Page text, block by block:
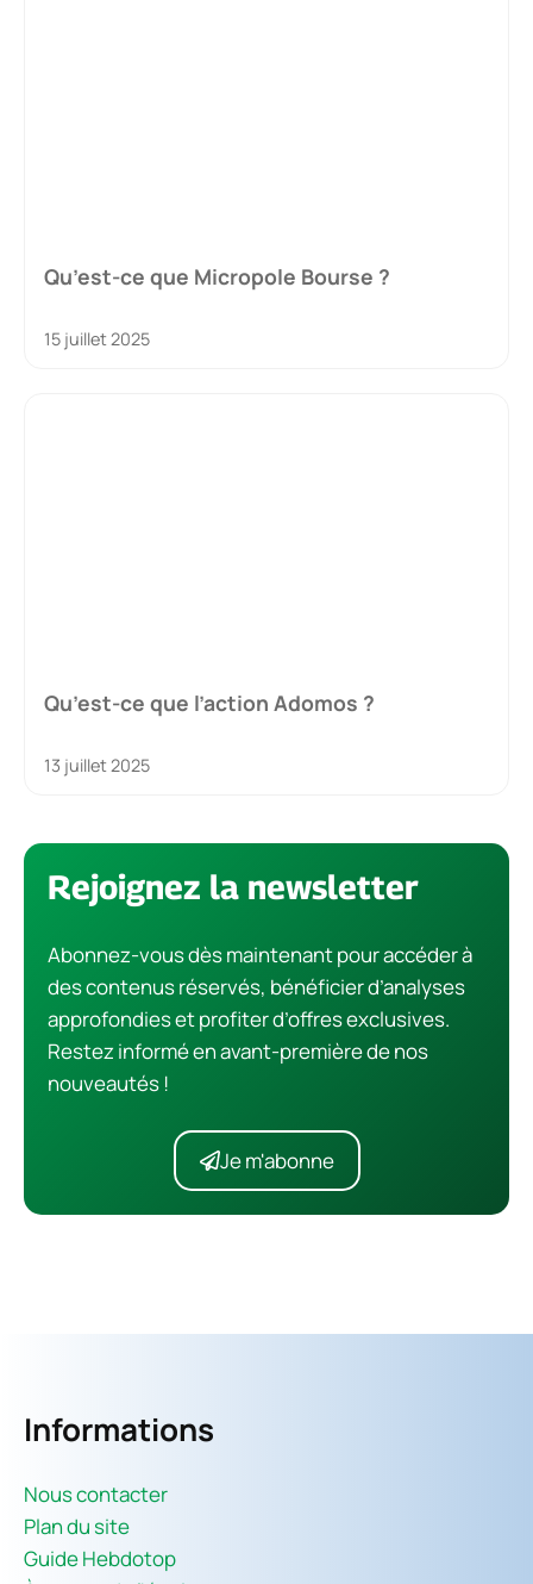
Qu’est-ce que Micropole Bourse ?
15 juillet 2025
Qu’est-ce que l’action Adomos ?
13 juillet 2025
Rejoignez la newsletter
Abonnez-vous dès maintenant pour accéder à
des contenus réservés, bénéficier d’analyses
approfondies et profiter d’offres exclusives.
Restez informé en avant-première de nos
nouveautés !
Je m'abonne
Informations
Nous contacter
Plan du site
Guide Hebdotop